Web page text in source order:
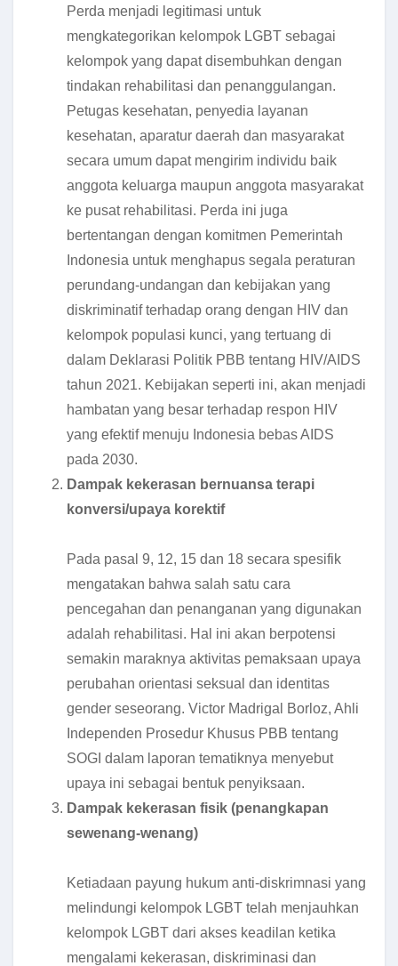
Perda menjadi legitimasi untuk
mengkategorikan kelompok LGBT sebagai
kelompok yang dapat disembuhkan dengan
tindakan rehabilitasi dan penanggulangan.
Petugas kesehatan, penyedia layanan
kesehatan, aparatur daerah dan masyarakat
secara umum dapat mengirim individu baik
anggota keluarga maupun anggota masyarakat
ke pusat rehabilitasi. Perda ini juga
bertentangan dengan komitmen Pemerintah
Indonesia untuk menghapus segala peraturan
perundang-undangan dan kebijakan yang
diskriminatif terhadap orang dengan HIV dan
kelompok populasi kunci, yang tertuang di
dalam Deklarasi Politik PBB tentang HIV/AIDS
tahun 2021. Kebijakan seperti ini, akan menjadi
hambatan yang besar terhadap respon HIV
yang efektif menuju Indonesia bebas AIDS
pada 2030.
Dampak kekerasan bernuansa terapi
konversi/upaya korektif
Pada pasal 9, 12, 15 dan 18 secara spesifik
mengatakan bahwa salah satu cara
pencegahan dan penanganan yang digunakan
adalah rehabilitasi. Hal ini akan berpotensi
semakin maraknya aktivitas pemaksaan upaya
perubahan orientasi seksual dan identitas
gender seseorang. Victor Madrigal Borloz, Ahli
Independen Prosedur Khusus PBB tentang
SOGI dalam laporan tematiknya menyebut
upaya ini sebagai bentuk penyiksaan.
Dampak kekerasan fisik (penangkapan
sewenang-wenang)
Ketiadaan payung hukum anti-diskrimnasi yang
melindungi kelompok LGBT telah menjauhkan
kelompok LGBT dari akses keadilan ketika
mengalami kekerasan, diskriminasi dan